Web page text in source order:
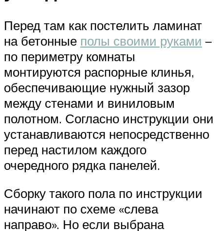
Перед там как постелить ламинат
на бетонные полы своими руками –
по периметру комнаты
монтируются распорные клинья,
обеспечивающие нужный зазор
между стенами и виниловым
полотном. Согласно инструкции они
устанавливаются непосредственно
перед настилом каждого
очередного рядка панелей.
Сборку такого пола по инструкции
начинают по схеме «слева
направо». Но если выбрана